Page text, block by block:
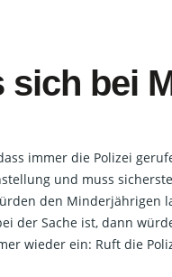
sich bei
immer die Polizei
und muss
den Minderjährigen
der Sache ist, dann
wieder ein: Ruft die